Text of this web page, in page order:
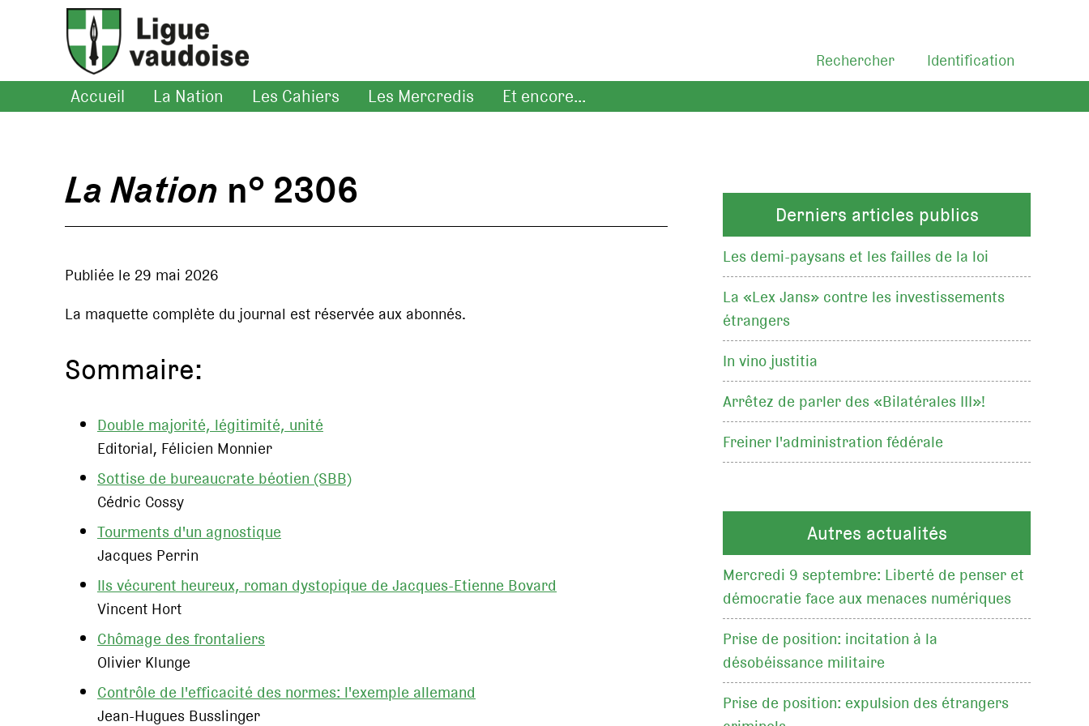
Identification
Rechercher
Accueil La Nation Les Cahiers Les Mercredis Et encore...
La Nation n° 2306
Publiée le 29 mai 2026
La maquette complète du journal est réservée aux abonnés.
Sommaire:
Double majorité, légitimité, unité
Editorial, Félicien Monnier
Sottise de bureaucrate béotien (SBB)
Cédric Cossy
Tourments d'un agnostique
Jacques Perrin
Ils vécurent heureux, roman dystopique de Jacques-Etienne Bovard
Vincent Hort
Chômage des frontaliers
Olivier Klunge
Contrôle de l'efficacité des normes: l'exemple allemand
Jean-Hugues Busslinger
Derniers articles publics
Les demi-paysans et les failles de la loi
La «Lex Jans» contre les investissements
étrangers
In vino justitia
Arrêtez de parler des «Bilatérales III»!
Freiner l'administration fédérale
Autres actualités
Mercredi 9 septembre: Liberté de penser et
démocratie face aux menaces numériques
Prise de position: incitation à la
désobéissance militaire
Prise de position: expulsion des étrangers